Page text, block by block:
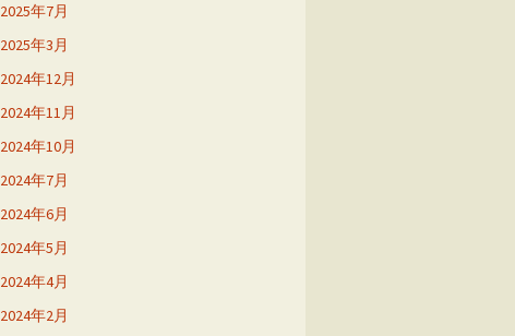
2025年7月
2025年3月
2024年12月
2024年11月
2024年10月
2024年7月
2024年6月
2024年5月
2024年4月
2024年2月